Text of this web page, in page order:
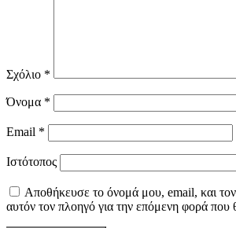
Σχόλιο *
Όνομα *
Email *
Ιστότοπος
Αποθήκευσε το όνομά μου, email, και
αυτόν τον πλοηγό για την επόμενη φορά που